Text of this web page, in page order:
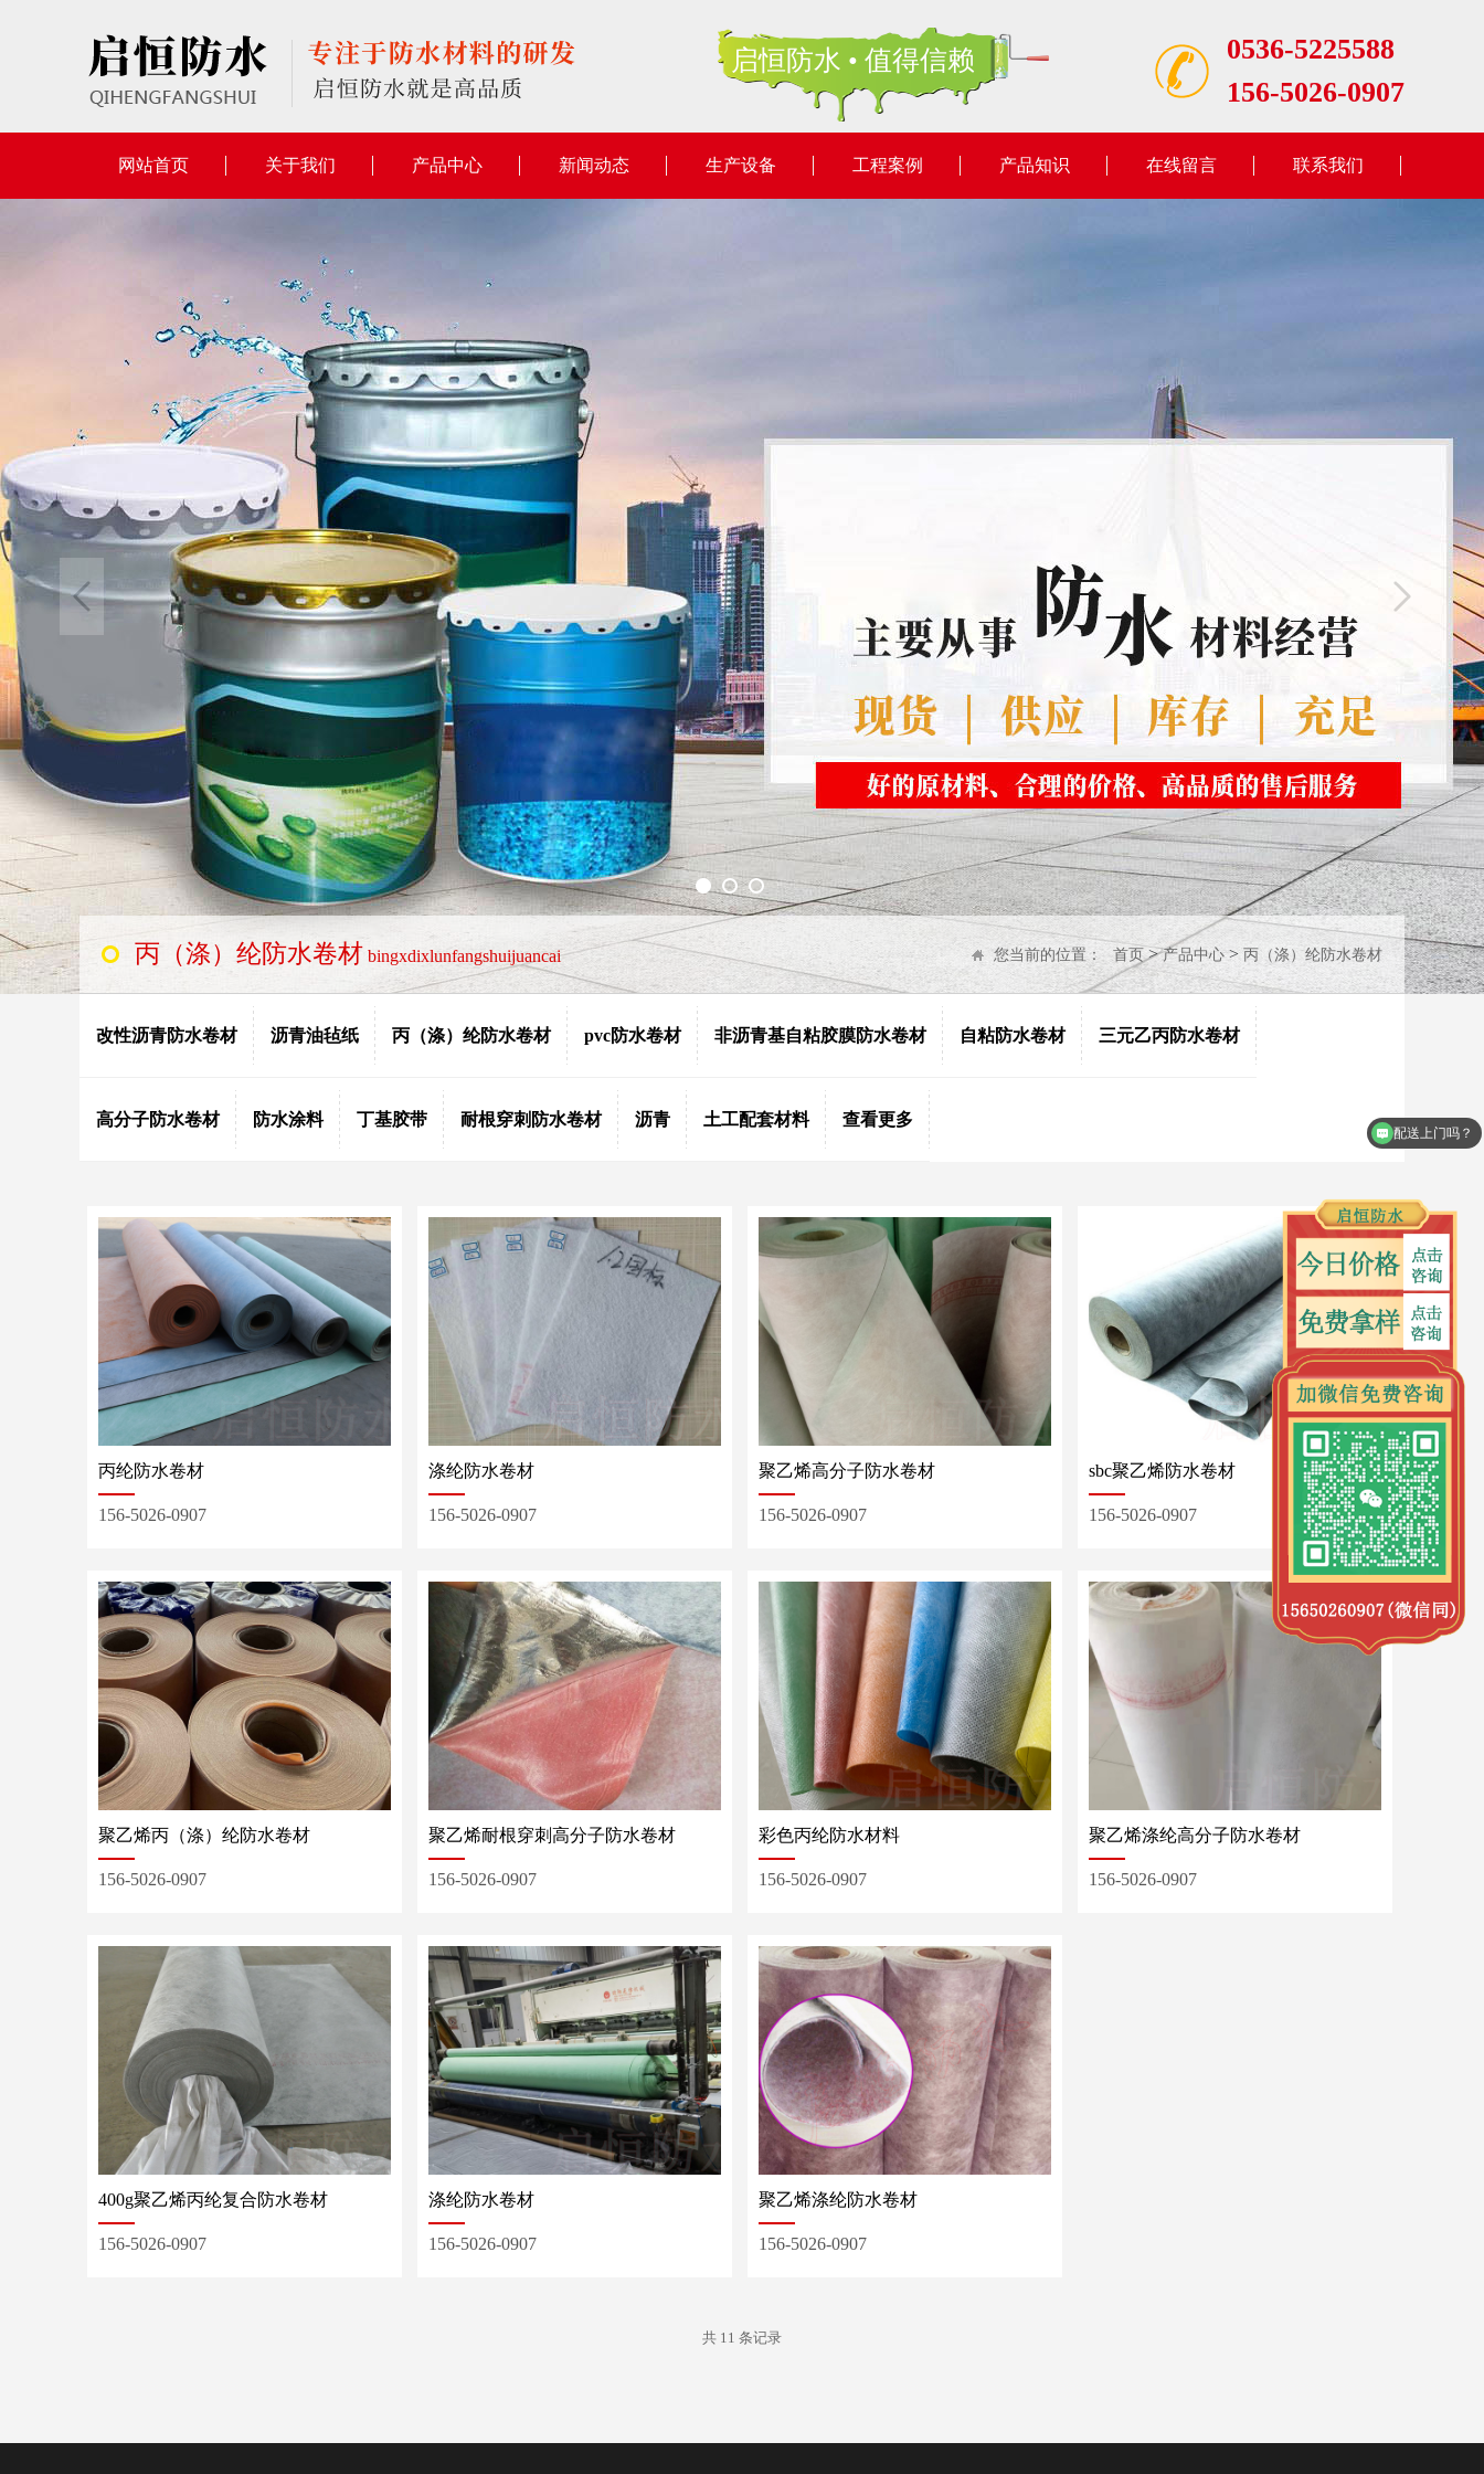
启恒防水 • 值得信赖
0536-5225588
156-5026-0907
网站首页 关于我们 产品中心 新闻动态 生产设备 工程案例 产品知识 在线留言 联系我们
1 2 3
您当前的位置： 首页>产品中心> 丙（涤）纶防水卷材
丙（涤）纶防水卷材 bingxdixlunfangshuijuancai
改性沥青防水卷材 沥青油毡纸 丙（涤）纶防水卷材 pvc防水卷材 非沥青基自粘胶膜防水卷材 自粘防水卷材 三元乙丙防水卷材
高分子防水卷材 防水涂料 丁基胶带 耐根穿刺防水卷材 沥青 土工配套材料 查看更多
丙纶防水卷材
156-5026-0907
涤纶防水卷材
156-5026-0907
聚乙烯高分子防水卷材
156-5026-0907
sbc聚乙烯防水卷材
156-5026-0907
聚乙烯丙（涤）纶防水卷材
156-5026-0907
聚乙烯耐根穿刺高分子防水卷材
156-5026-0907
彩色丙纶防水材料
156-5026-0907
聚乙烯涤纶高分子防水卷材
156-5026-0907
400g聚乙烯丙纶复合防水卷材
156-5026-0907
涤纶防水卷材
156-5026-0907
聚乙烯涤纶防水卷材
156-5026-0907
共 11 条记录
怎么拿样品？